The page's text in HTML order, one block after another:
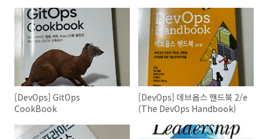
[DevOps] GitOps
CookBook
[DevOps] 데브옵스 핸드북 2/e
(The DevOps Handbook)